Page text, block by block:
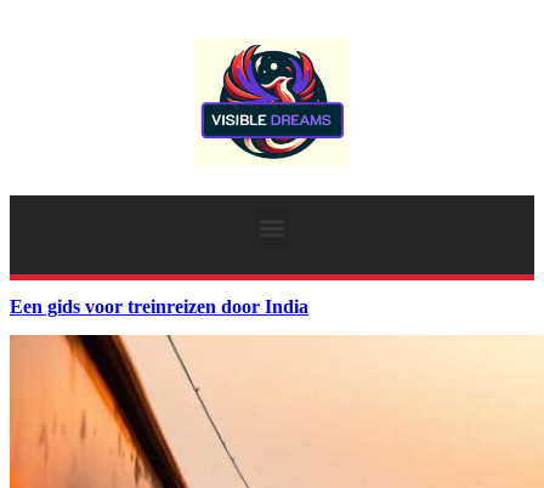
Een gids voor treinreizen door India